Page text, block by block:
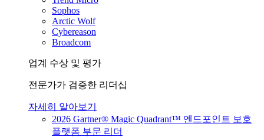
Sophos
Arctic Wolf
Cybereason
Broadcom
업계 수상 및 평가
전문가가 검증한 리더십
자세히 알아보기
2026 Gartner® Magic Quadrant™ 엔드포인트 보호
플랫폼 부문 리더